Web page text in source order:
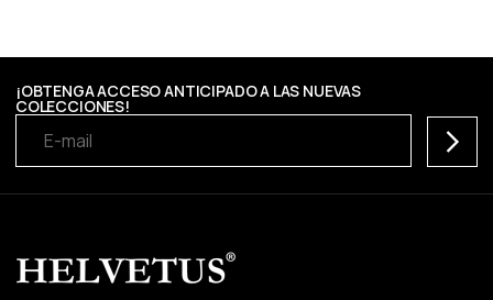
¡OBTENGA ACCESO ANTICIPADO A LAS NUEVAS
COLECCIONES!